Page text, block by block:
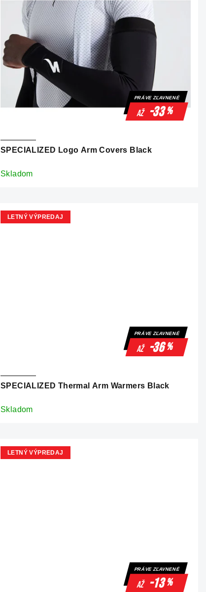
PRÁVE ZĽAVNENÉ
až -33%
SPECIALIZED Logo Arm Covers Black
Skladom
LETNÝ VÝPREDAJ
PRÁVE ZĽAVNENÉ
až -36%
SPECIALIZED Thermal Arm Warmers Black
Skladom
LETNÝ VÝPREDAJ
PRÁVE ZĽAVNENÉ
až -13%